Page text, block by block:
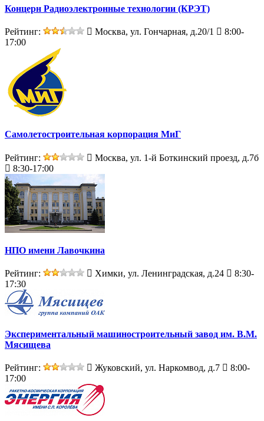
Концерн Радиоэлектронные технологии (КРЭТ)
Рейтинг: Москва, ул. Гончарная, д.20/1
8:00-
17:00
Самолетостроительная корпорация МиГ
Рейтинг:
Москва, ул. 1-й Боткинский проезд, д.7б
8:30-17:00
НПО имени Лавочкина
Рейтинг: Химки, ул. Ленинградская, д.24
8:30-
17:30
Экспериментальный машиностроительный завод им. В.М.
Мясищева
Рейтинг: Жуковский, ул. Наркомвод, д.7
8:00-
17:00